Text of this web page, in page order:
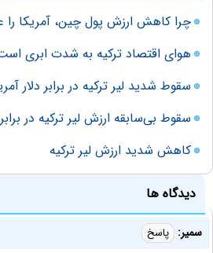
چرا کاهش ارزش پول چین، آمریکا را
هوای اقتصاد ترکیه به شدت ابری
سقوط شدید لیر ترکیه در برابر دلار
سقوط بی‌سابقه ارزش لیر ترکیه در برابر
کاهش شدید ارزش لیر ترکیه
دیدگاه ها
سمیر: پاسخ